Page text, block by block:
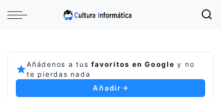
Añádenos a tusfavoritos en Google y no
te pierdas nada
Añadir